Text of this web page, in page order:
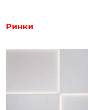
Ринки